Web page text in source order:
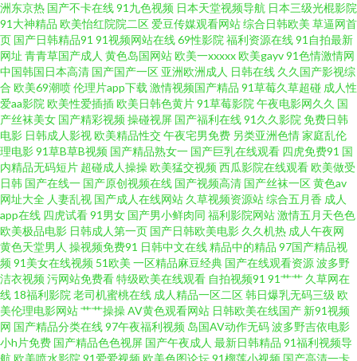
午夜影院 老湿青青草 欧美性爱专区 亚洲五码蜜桃 Av91自拍 国产一二av 人人
婷婷五月天 亚洲性情 91UU视频 avtt五月香 韩日中AV网址 欧美另类专区 欧美
艹人视频 97色97干 超碰碰激情 欧美人成综合网 午夜寂寞剧场 91撸人网 91
中文字幕熟女 操少妇综合网 麻豆专区 日韩精选av福利 伊人久久综合影院 97
超碰在线播放 麻豆国产一二三四 日本女人毛片 午夜传媒A午夜 www天天精品
成人网欧美 蜜桃视频网 深夜影院日本a 亚洲精品二区三 99人与兽 超碰人人操
人人操 免费网站簧片 日韩狼友网站 午夜性av 91诱惑 福利射深夜av 欧美色中
色电影 香蕉午夜视频 在线AV视频网站 91人妻视频 另类天堂网 日韩av无码aa
深夜福利导航 91激情就要激情 97色色资源总站 久草在线免费福利 人妖av 天
洲东京热 国产不卡在线91九色视频 日本天堂视频导航 日本三级光棍影院
91大神精品 欧美怡红院院二区爱豆传媒观看网站综合日韩欧美 草逼网首
页 国产日韩精品91 91视频网站在线69性影院福利资源在线91自拍最新
网址 青青草国产成人 黄色岛国网站欧美一xxxxx欧美gayv91色情激情网
中国韩国日本高清 国产国产一区 亚洲欧洲成人 日韩在线 久久国产影视综
合 欧美69潮喷伦理片app下载激情视频国产精品 91草莓久草超碰 成人性
爱aa影院欧美性爱插插欧美日韩色黄片91草莓影院午夜电影网久久 国
产丝袜美女 国产精彩视频操碰视屏 国产福利在线91久久影院免费日韩
电影 日韩成人影视欧美精品性交午夜宅男免费 另类亚洲色情家庭乱伦
理电影91草B草B视频 国产精品熟女一 国产巨乳在线观看 四虎免费91 国
内精品无码短片 超碰成人操操欧美猛交视频西瓜影院在线观看欧美做受
日韩 国产在线一 国产原创视频在线 国产视频高清 国产丝袜一区黄色av
网址大全 人妻乱视 国产成人在线网站 久草视频资源站综合五月香 成人
app在线 四虎试看91男女 国产男小鲜肉同 福利影院网站激情五月天色色
欧美极品电影 日韩成人第一页 国产日韩欧美电影 久久机热 成人午夜网
黄色天堂男人 操视频免费91 日韩中文在线精品中的精品 97国产精品视
频91美女在线视频 51欧美 一区精品麻豆经典 国产在线观看资源波多野
洁衣视频污网站免费看特级欧美在线观看 自拍视频91 91艹艹 久草网在
线 18福利影院老司机蜜桃在线 成人精品一区二区韩日爆乳无码三级 欧
美伦理电影网站艹艹操操AV黄色观看网站 日韩欧美在线国产 新91视频
网 国产精品分类在线97午夜福利视频 岛国AV动作无码波多野吉依电影
小h片免费 国产精品色色视屏 国产午夜成人 最新日韩精品 91福利视频导